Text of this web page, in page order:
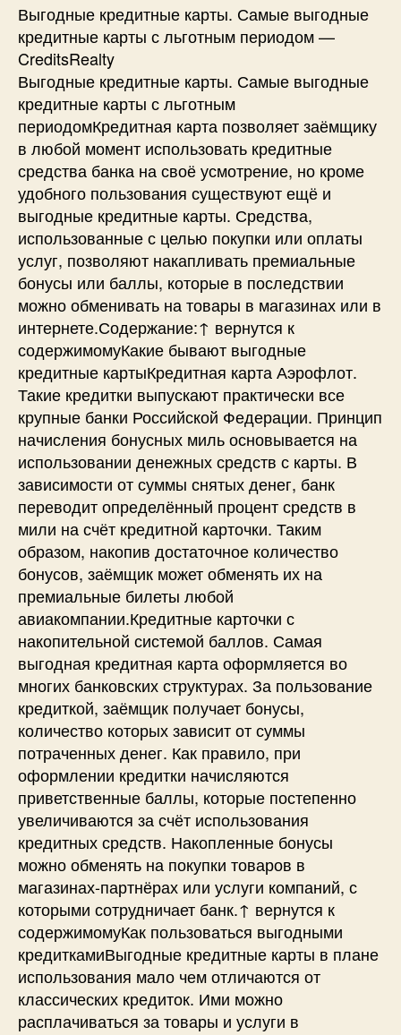
Выгодные кредитные карты. Самые выгодные
кредитные карты с льготным периодом —
CreditsRealty
Выгодные кредитные карты. Самые выгодные
кредитные карты с льготным
периодомКредитная карта позволяет заёмщику
в любой момент использовать кредитные
средства банка на своё усмотрение, но кроме
удобного пользования существуют ещё и
выгодные кредитные карты. Средства,
использованные с целью покупки или оплаты
услуг, позволяют накапливать премиальные
бонусы или баллы, которые в последствии
можно обменивать на товары в магазинах или в
интернете.Содержание:↑ вернутся к
содержимомуКакие бывают выгодные
кредитные картыКредитная карта Аэрофлот.
Такие кредитки выпускают практически все
крупные банки Российской Федерации. Принцип
начисления бонусных миль основывается на
использовании денежных средств с карты. В
зависимости от суммы снятых денег, банк
переводит определённый процент средств в
мили на счёт кредитной карточки. Таким
образом, накопив достаточное количество
бонусов, заёмщик может обменять их на
премиальные билеты любой
авиакомпании.Кредитные карточки с
накопительной системой баллов. Самая
выгодная кредитная карта оформляется во
многих банковских структурах. За пользование
кредиткой, заёмщик получает бонусы,
количество которых зависит от суммы
потраченных денег. Как правило, при
оформлении кредитки начисляются
приветственные баллы, которые постепенно
увеличиваются за счёт использования
кредитных средств. Накопленные бонусы
можно обменять на покупки товаров в
магазинах-партнёрах или услуги компаний, с
которыми сотрудничает банк.↑ вернутся к
содержимомуКак пользоваться выгодными
кредиткамиВыгодные кредитные карты в плане
использования мало чем отличаются от
классических кредиток. Ими можно
расплачиваться за товары и услуги в